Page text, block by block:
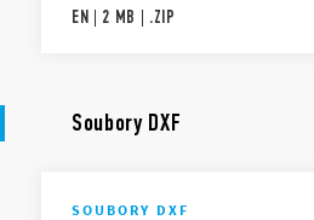
EN | 2 MB | .ZIP
Soubory DXF
SOUBORY DXF